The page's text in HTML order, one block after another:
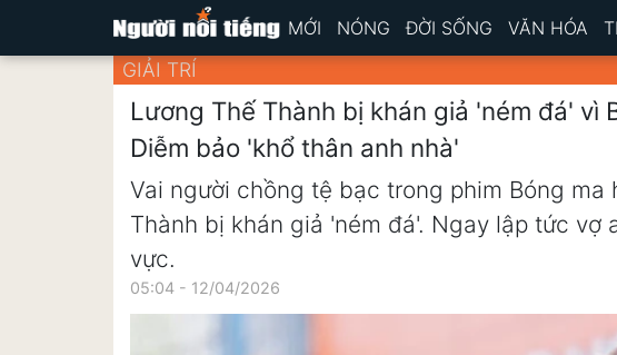
MỚI NÓNG ĐỜI SỐNG VĂN HÓA
GIẢI TRÍ
Lương Thế Thành bị khán giả 'ném đá' vì
Diễm bảo 'khổ thân anh nhà'
Vai người chồng tệ bạc trong phim Bóng ma
Thành bị khán giả 'ném đá'. Ngay lập tức vợ
vực.
05:04 - 12/04/2026